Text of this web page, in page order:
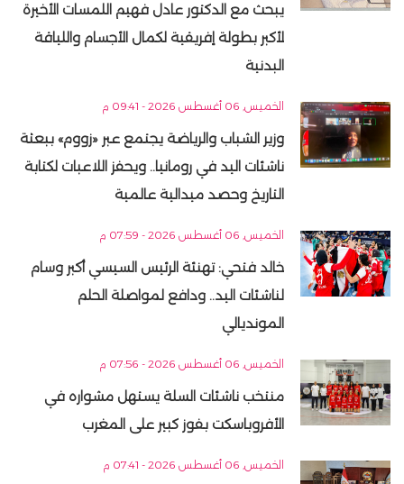
يبحث مع الدكتور عادل فهيم اللمسات الأخيرة
لأكبر بطولة إفريقية لكمال الأجسام واللياقة
البدنية
الخميس, 06 أغسطس 2026 - 09:41 م
وزير الشباب والرياضة يجتمع عبر «زووم» ببعثة
ناشئات اليد في رومانيا.. ويحفز اللاعبات لكتابة
التاريخ وحصد ميدالية عالمية
الخميس, 06 أغسطس 2026 - 07:59 م
خالد فتحي: تهنئة الرئيس السيسي أكبر وسام
لناشئات اليد.. ودافع لمواصلة الحلم
المونديالي
الخميس, 06 أغسطس 2026 - 07:56 م
منتخب ناشئات السلة يستهل مشواره في
الأفروباسكت بفوز كبير على المغرب
الخميس, 06 أغسطس 2026 - 07:41 م